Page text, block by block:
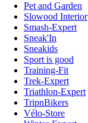
Pet and Garden
Slowood Interior
Smash-Expert
Sneak'In
Sneakids
Sport is good
Training-Fit
Trek-Expert
Triathlon-Expert
TripnBikers
Vélo-Store